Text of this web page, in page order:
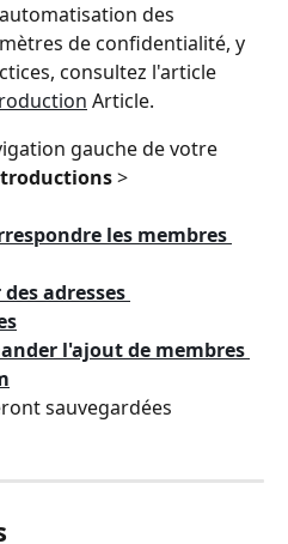
des
de confidentialité, y
consultez l'article
Article.
gauche de votre
>
les membres
adresses
l'ajout de membres
sauvegardées